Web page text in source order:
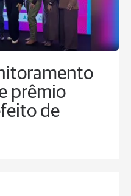
prêmio
de